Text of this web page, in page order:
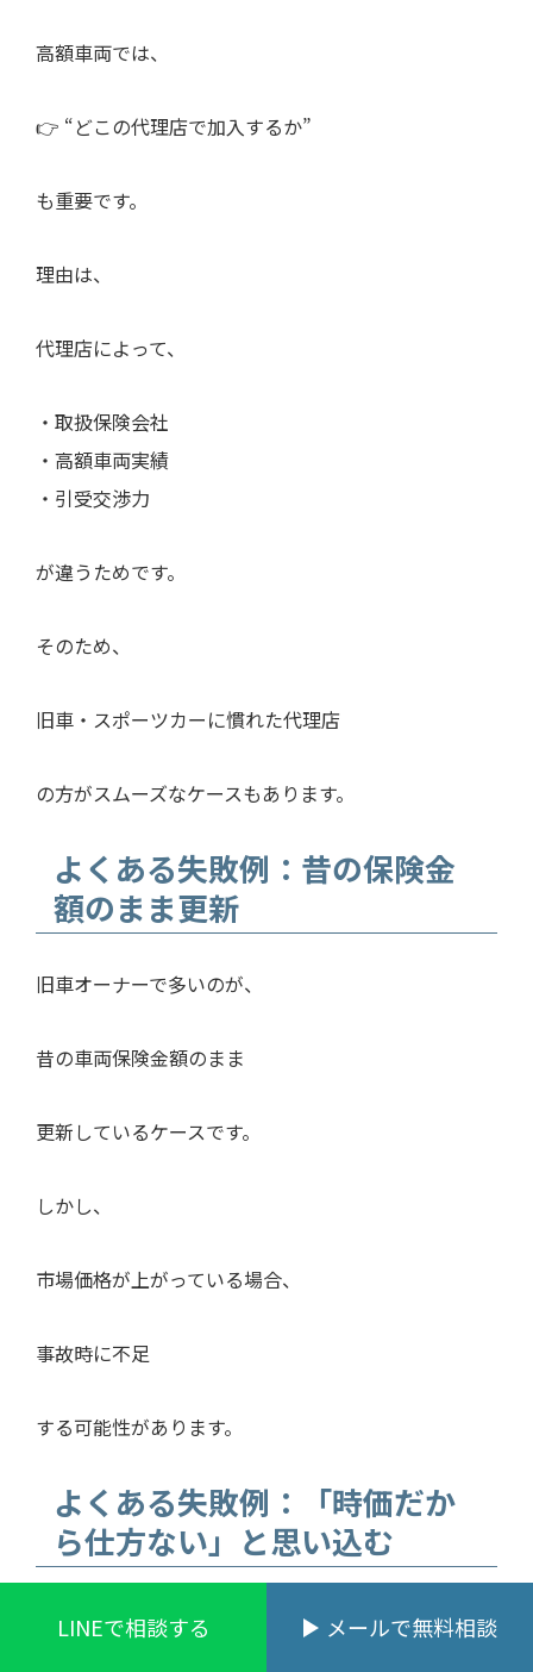
高額車両では、
👉 “どこの代理店で加入するか”
も重要です。
理由は、
代理店によって、
・取扱保険会社
・高額車両実績
・引受交渉力
が違うためです。
そのため、
旧車・スポーツカーに慣れた代理店
の方がスムーズなケースもあります。
よくある失敗例：昔の保険金
額のまま更新
旧車オーナーで多いのが、
昔の車両保険金額のまま
更新しているケースです。
しかし、
市場価格が上がっている場合、
事故時に不足
する可能性があります。
よくある失敗例：「時価だか
ら仕方ない」と思い込む
実際には、
LINEで相談する メールで無料相談